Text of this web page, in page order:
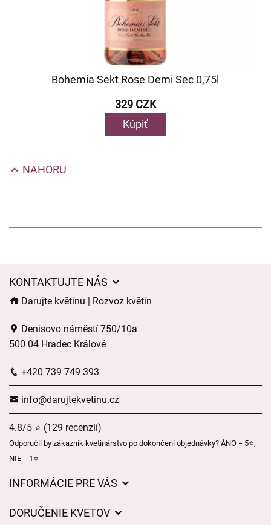
Bohemia Sekt Rose Demi Sec 0,75l
329 CZK
Kúpiť
NAHORU
KONTAKTUJTE NÁS
Darujte květinu | Rozvoz květin
Denisovo náměstí 750/10a
500 04 Hradec Králové
+420 739 749 393
info@darujtekvetinu.cz
4.8/5 ⭐ (129 recenzií)
Odporučil by zákazník kvetinárstvo po dokončení objednávky? ÁNO = 5⭐,
NIE = 1⭐
INFORMÁCIE PRE VÁS
DORUČENIE KVETOV